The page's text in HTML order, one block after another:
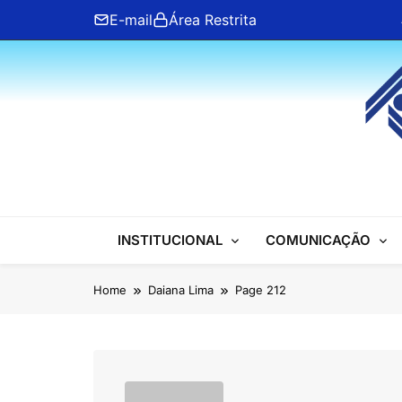
content
E-mail Área Restrita
ANFIP Nacional
INSTITUCIONAL COMUNICAÇÃO
Home Daiana Lima Page 212